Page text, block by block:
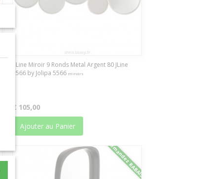
J-Line Miroir 9 Ronds Metal Argent 80 JLine
5566 by Jolipa 5566 miroirs
€ 105,00
Ajouter au Panier
Demandez RABAIS